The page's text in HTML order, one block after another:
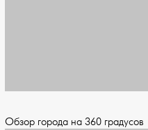
Обзор города на 360 градусов